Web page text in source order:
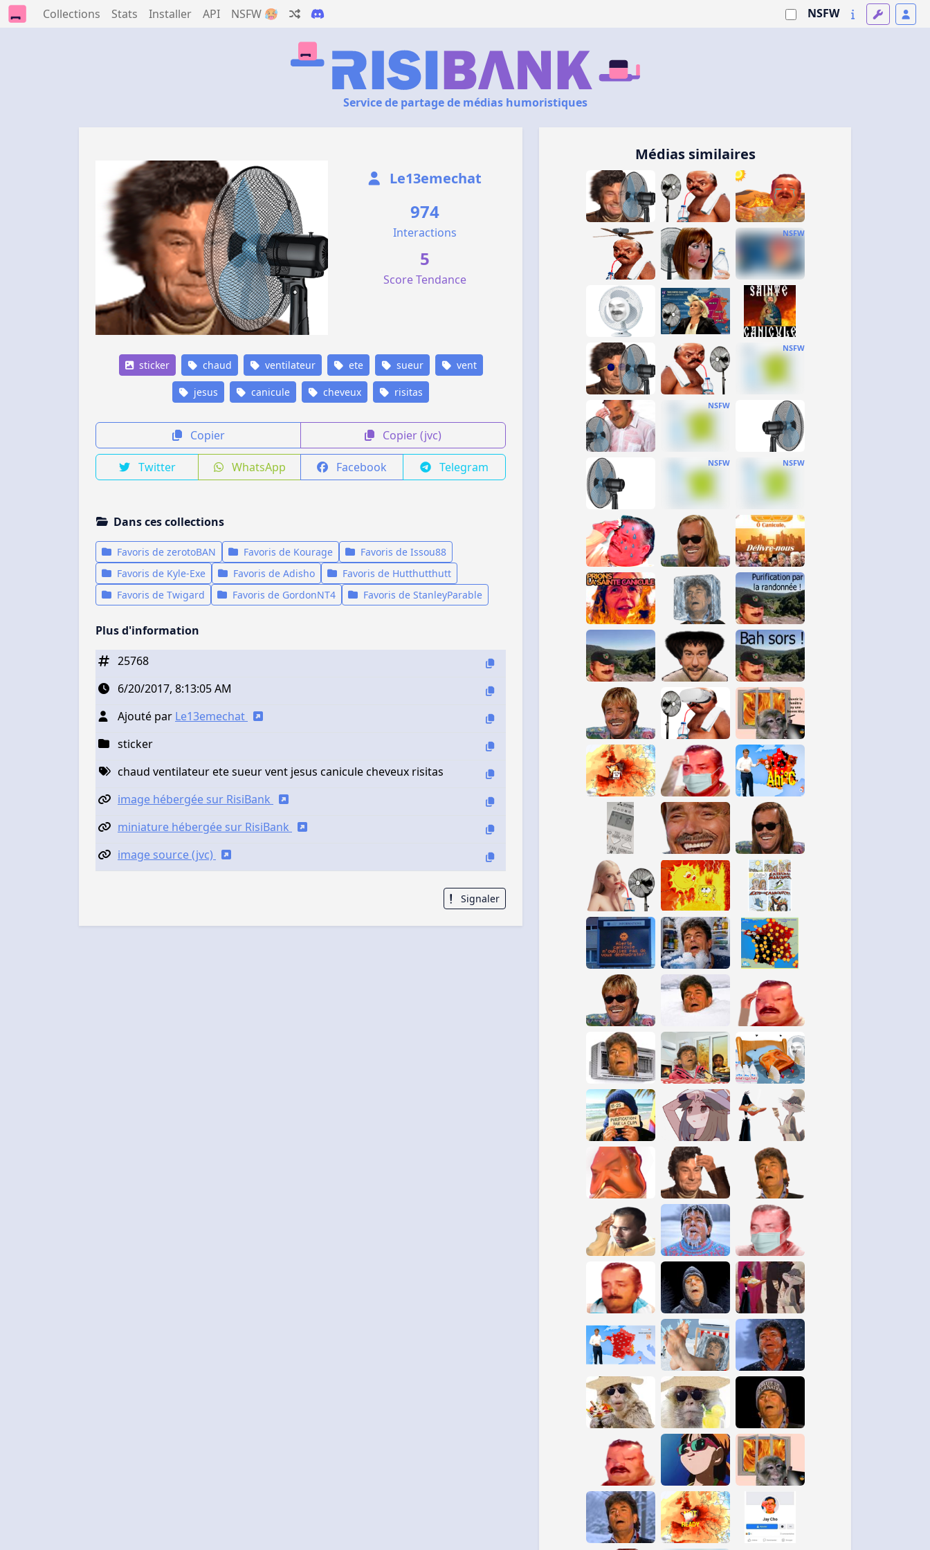
Collections Stats Installer API NSFW 🥵 NSFW
Service de partage de médias humoristiques
Le13emechat
974
Interactions
5
Score Tendance
sticker chaud ventilateur ete sueur vent
jesus canicule cheveux risitas
Copier Copier (jvc)
Twitter WhatsApp Facebook Telegram
Dans ces collections
Favoris de zerotoBAN Favoris de Kourage
Favoris de Issou88
Favoris de Kyle-Exe
Favoris de Adisho
Favoris de Hutthutthutt
Favoris de Twigard
Favoris de GordonNT4 Favoris de StanleyParable
Plus d'information
25768
6/20/2017, 8:13:05 AM
Ajouté par Le13emechat
sticker
chaud ventilateur ete sueur vent jesus canicule cheveux risitas
image hébergée sur RisiBank
miniature hébergée sur RisiBank
image source (jvc)
Signaler
Médias similaires
NSFW
NSFW
NSFW
NSFW NSFW